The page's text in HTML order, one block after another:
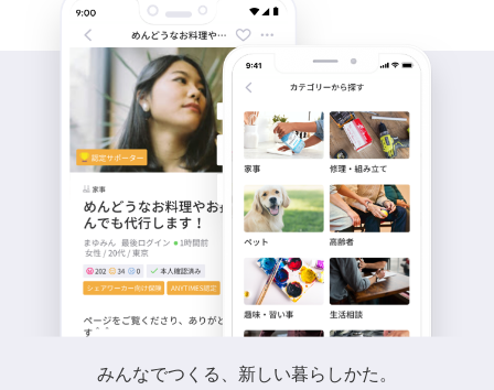
みんなでつくる、新しい暮らしかた。